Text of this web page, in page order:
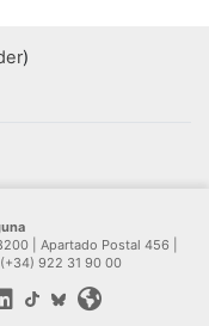
)
| Apartado Postal 456 |
922 31 90 00